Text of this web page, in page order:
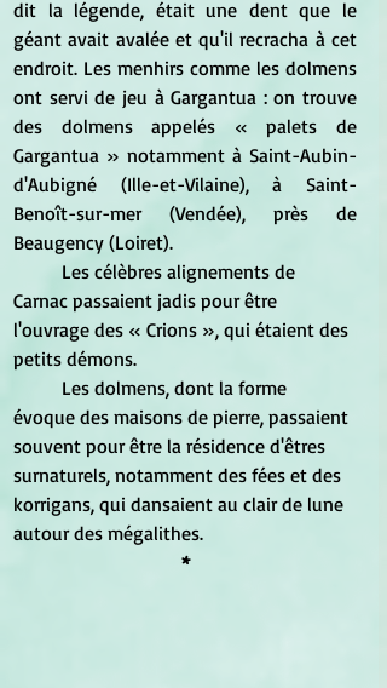
dit la légende, était une dent que le
géant avait avalée et qu'il recracha à cet
endroit. Les menhirs comme les dolmens
ont servi de jeu à Gargantua : on trouve
des dolmens appelés « palets de
Gargantua » notamment à Saint-Aubin-
d'Aubigné (Ille-et-Vilaine), à Saint-
Benoît-sur-mer (Vendée), près de
Beaugency (Loiret).
Carnac passaient jadis pour être
l'ouvrage des « Crions », qui étaient des
petits démons.
évoque des maisons de pierre, passaient
souvent pour être la résidence d'êtres
surnaturels, notamment des fées et des
korrigans, qui dansaient au clair de lune
autour des mégalithes.
*